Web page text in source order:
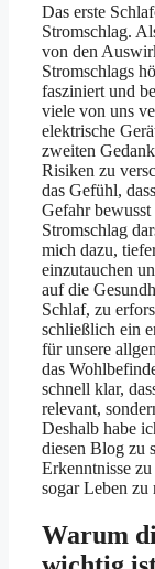
Das erste
Stromschlag.
von den
Stromschlags
fasziniert und
viele von uns
elektrische
zweiten
Risiken zu
das Gefühl,
Gefahr
Stromschlag
mich dazu,
einzutauchen
auf die
Schlaf, zu
schließlich ein
für unsere
das
schnell klar,
relevant,
Deshalb habe
diesen Blog zu
Erkenntnisse
sogar Leben zu
Warum